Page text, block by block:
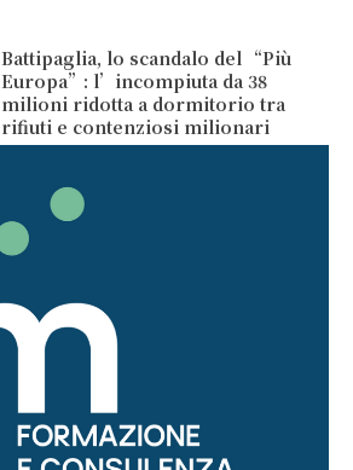
Battipaglia, lo scandalo del “Più
Europa”: l’incompiuta da 38
milioni ridotta a dormitorio tra
rifiuti e contenziosi milionari